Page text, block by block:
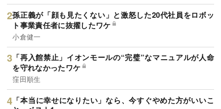
孫正義が「顔も見たくない」と激怒した20代社員をロボッ
ト事業責任者に抜擢したワケ
小倉健一
「再入館禁止」イオンモールの“完璧”なマニュアルが人命
を守れなかったワケ
窪田順生
「本当に幸せになりたい」なら、今すぐやめた方がいいこ